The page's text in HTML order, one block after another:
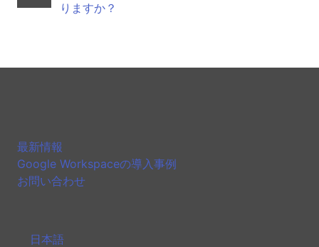
りますか？
最新情報
Google Workspaceの導入事例
お問い合わせ
日本語